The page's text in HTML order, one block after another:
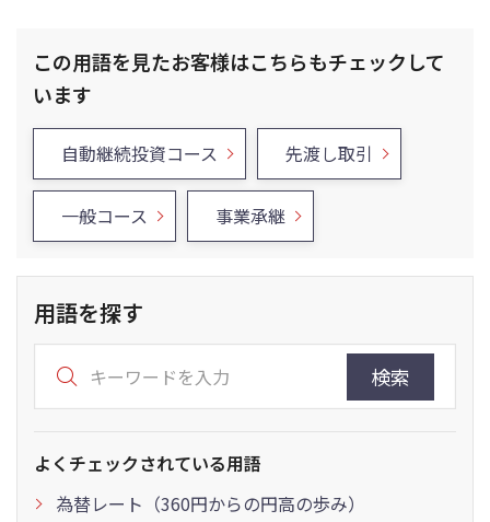
この用語を見たお客様はこちらもチェックして
います
自動継続投資コース 先渡し取引
一般コース 事業承継
用語を探す
検索
よくチェックされている用語
為替レート（360円からの円高の歩み）